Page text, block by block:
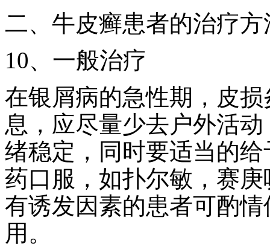
二、牛皮癣患者的治疗
10、一般治疗
在银屑病的急性期，皮
息，应尽量少去户外活
绪稳定，同时要适当的
药口服，如扑尔敏，赛
有诱发因素的患者可酌
用。